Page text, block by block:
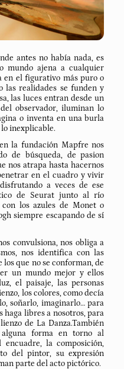
antes no había nada, es
mundo ajena a cualquier
el figurativo más puro o
las realidades se funden y
las luces entran desde un
observador, iluminan lo
o inventa en una burla
inexplicable.
la fundación Mapfre nos
de búsqueda, de pasion
nos atrapa hasta hacernos
en el cuadro y vivir
a veces de ese
de Seurat junto al río
los azules de Monet o
siempre escapando de sí
convulsiona, nos obliga a
nos identifica con las
que no se conforman, de
un mundo mejor y ellos
el paisaje, las personas
los colores, como decía
soñarlo, imaginarlo… para
haga libres a nosotros, para
de La Danza.También
alguna forma en torno al
la composición,
del pintor, su expresión
parte del acto pictórico.